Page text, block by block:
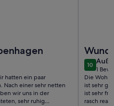
hatten ein paar
Nach einer sehr netten
wir uns in der
sehr ruhig
1010 von
1
(1
Die
ist sehr
ist sehr
rasch